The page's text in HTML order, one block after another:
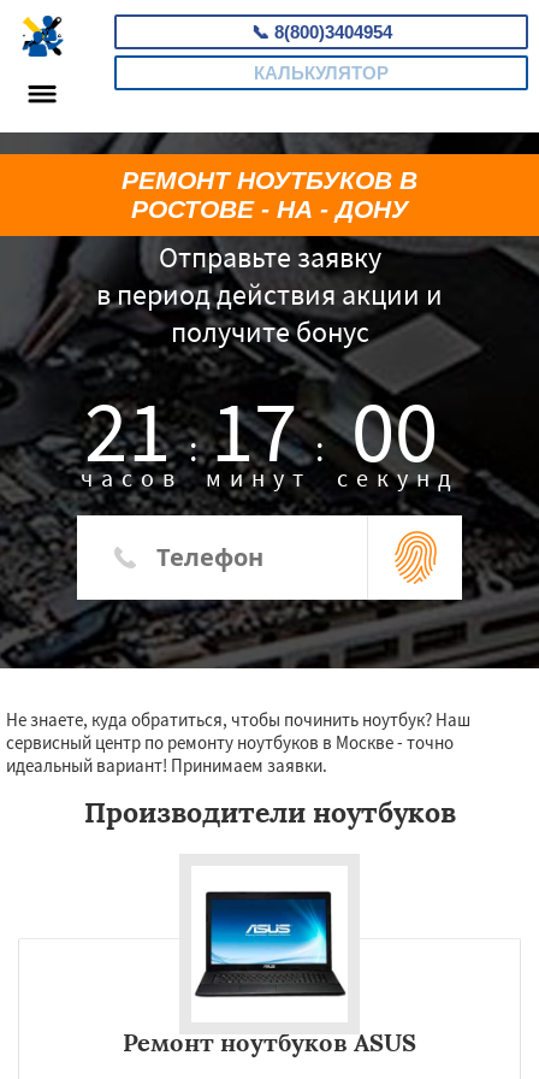
📞 8(800)3404954
КАЛЬКУЛЯТОР
Отправьте заявку
в период действия акции и
получите бонус
21 :
часов 16 :
минут 59
секунд
РЕМОНТ НОУТБУКОВ В
РОСТОВЕ - НА - ДОНУ
Не знаете, куда обратиться, чтобы починить ноутбук? Наш
сервисный центр по ремонту ноутбуков в Москве - точно
идеальный вариант! Принимаем заявки.
Производители ноутбуков
Ремонт ноутбуков ASUS